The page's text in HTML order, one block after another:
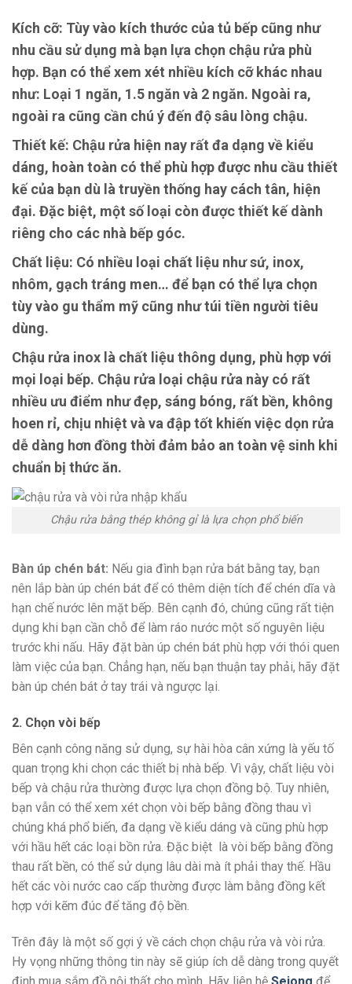
Kích cỡ: Tùy vào kích thước của tủ bếp cũng như
nhu cầu sử dụng mà bạn lựa chọn chậu rửa phù
hợp. Bạn có thể xem xét nhiều kích cỡ khác nhau
như: Loại 1 ngăn, 1.5 ngăn và 2 ngăn. Ngoài ra,
ngoài ra cũng cần chú ý đến độ sâu lòng chậu.
Thiết kế: Chậu rửa hiện nay rất đa dạng về kiểu
dáng, hoàn toàn có thể phù hợp được nhu cầu thiết
kế của bạn dù là truyền thống hay cách tân, hiện
đại. Đặc biệt, một số loại còn được thiết kế dành
riêng cho các nhà bếp góc.
Chất liệu: Có nhiều loại chất liệu như sứ, inox,
nhôm, gạch tráng men… để bạn có thể lựa chọn
tùy vào gu thẩm mỹ cũng như túi tiền người tiêu
dùng.
Chậu rửa inox là chất liệu thông dụng, phù hợp với
mọi loại bếp. Chậu rửa loại chậu rửa này có rất
nhiều ưu điểm như đẹp, sáng bóng, rất bền, không
hoen rỉ, chịu nhiệt và va đập tốt khiến việc dọn rửa
dễ dàng hơn đồng thời đảm bảo an toàn vệ sinh khi
chuẩn bị thức ăn.
Chậu rửa bằng thép không gỉ là lựa chọn phổ biến
Bàn úp chén bát: Nếu gia đình bạn rửa bát bằng tay, bạn
nên lắp bàn úp chén bát để có thêm diện tích để chén dĩa và
hạn chế nước lên mặt bếp. Bên cạnh đó, chúng cũng rất tiện
dụng khi bạn cần chỗ để làm ráo nước một số nguyên liệu
trước khi nấu. Hãy đặt bàn úp chén bát phù hợp với thói quen
làm việc của bạn. Chẳng hạn, nếu bạn thuận tay phải, hãy đặt
bàn úp chén bát ở tay trái và ngược lại.
2. Chọn vòi bếp
Bên cạnh công năng sử dụng, sự hài hòa cân xứng là yếu tố
quan trọng khi chọn các thiết bị nhà bếp. Vì vậy, chất liệu vòi
bếp và chậu rửa thường được lựa chọn đồng bộ. Tuy nhiên,
bạn vẫn có thể xem xét chọn vòi bếp bằng đồng thau vì
chúng khá phổ biến, đa dạng về kiểu dáng và cũng phù hợp
với hầu hết các loại bồn rửa. Đặc biệt là vòi bếp bằng đồng
thau rất bền, có thể sử dụng lâu dài mà ít phải thay thế. Hầu
hết các vòi nước cao cấp thường được làm bằng đồng kết
hợp với kẽm đúc để tăng độ bền.
Trên đây là một số gợi ý về cách chọn chậu rửa và vòi rửa.
Hy vọng những thông tin này sẽ giúp ích dễ dàng trong quyết